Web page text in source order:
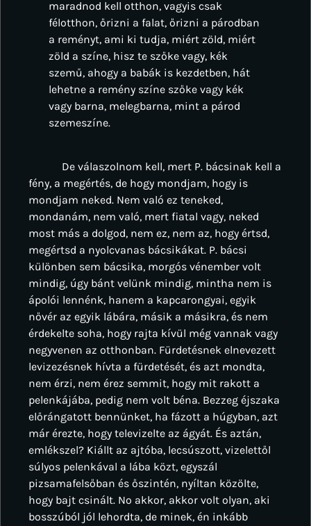
maradnod kell otthon, vagyis csak
félotthon, őrizni a falat, őrizni a párodban
a reményt, ami ki tudja, miért zöld, miért
zöld a színe, hisz te szőke vagy, kék
szemű, ahogy a babák is kezdetben, hát
lehetne a remény színe szőke vagy kék
vagy barna, melegbarna, mint a párod
szemeszíne.
De válaszolnom kell, mert P. bácsinak kell a
fény, a megértés, de hogy mondjam, hogy is
mondjam neked. Nem való ez teneked,
mondanám, nem való, mert fiatal vagy, neked
most más a dolgod, nem ez, nem az, hogy értsd,
megértsd a nyolcvanas bácsikákat. P. bácsi
különben sem bácsika, morgós vénember volt
mindig, úgy bánt velünk mindig, mintha nem is
ápolói lennénk, hanem a kapcarongyai, egyik
nővér az egyik lábára, másik a másikra, és nem
érdekelte soha, hogy rajta kívül még vannak vagy
negyvenen az otthonban. Fürdetésnek elnevezett
levizezésnek hívta a fürdetését, és azt mondta,
nem érzi, nem érez semmit, hogy mit rakott a
pelenkájába, pedig nem volt béna. Bezzeg éjszaka
előrángatott bennünket, ha fázott a húgyban, azt
már érezte, hogy televizelte az ágyát. És aztán,
emlékszel? Kiállt az ajtóba, lecsúszott, vizelettől
súlyos pelenkával a lába közt, egyszál
pizsamafelsőban és őszintén, nyíltan közölte,
hogy bajt csinált. No akkor, akkor volt olyan, aki
bosszúból jól lehordta, de minek, én inkább